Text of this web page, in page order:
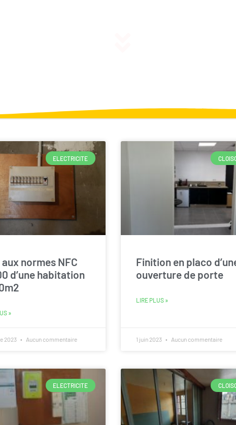
ELECTRICITE
aux normes NFC
d’une habitation
»
2023 Aucun commentaire
Finition en placo
ouverture de porte
LIRE PLUS »
1 juin 2023 Aucun commentaire
ELECTRICITE